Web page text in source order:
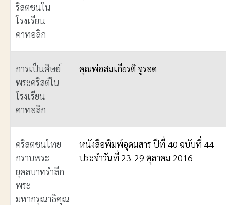
ริสตชนใน
โรงเรียน
คาทอลิก
การเป็นศิษย์
พระคริสต์ใน
โรงเรียน
คาทอลิก
คุณพ่อสมเกียรติ จูรอด
คริสตชนไทย
กราบพระ
ยุคลบาทรำลึก
พระ
มหากรุณาธิคุณ
หนังสือพิมพ์อุดมสาร ปีที่ 40 ฉบับที่ 44
ประจำวันที่ 23-29 ตุลาคม 2016